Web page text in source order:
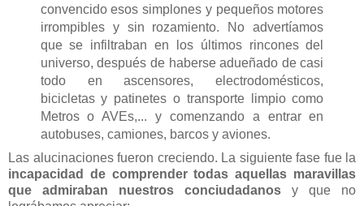
convencido esos simplones y pequeños motores
irrompibles y sin rozamiento. No advertíamos
que se infiltraban en los últimos rincones del
universo, después de haberse adueñado de casi
todo en ascensores, electrodomésticos,
bicicletas y patinetes o transporte limpio como
Metros o AVEs,... y comenzando a entrar en
autobuses, camiones, barcos y aviones.
Las alucinaciones fueron creciendo. La siguiente fase fue la
incapacidad de comprender todas aquellas maravillas
que admiraban nuestros conciudadanos y que no